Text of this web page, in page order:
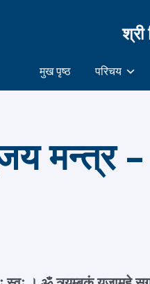
श्री
मुख पृष्ठ परिचय